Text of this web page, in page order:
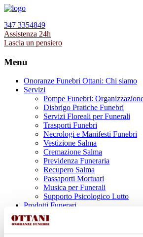
347 3354849
Assistenza 24h
Lascia un pensiero
Menu
Onoranze Funebri Ottani: Chi siamo
Servizi
Pompe Funebri:
Disbrigo Pratiche Funebri
Servizi Floreali per Funerali
Trasporti Funebri
Necrologi e Manifesti Funebri
Vestizione Salma
Cremazione Salma
Previdenza Funeraria
Recupero Salma
Passaporti Mortuari
Musica per Funerali
Supporto Psicologico Lutto
Prodotti Funerari
Lapidi, Lastre tombali e
Urne Cinerarie
Allestimento Funebre